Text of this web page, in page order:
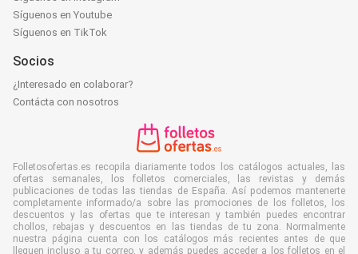
Síguenos en Youtube
Síguenos en TikTok
Socios
¿Interesado en colaborar?
Contácta con nosotros
Folletosofertas.es recopila diariamente todos los catálogos actuales, las
ofertas semanales, los folletos comerciales, las revistas y demás
publicaciones de todas las tiendas de España. Así podemos mantenerte
completamente informado/a sobre las promociones de los folletos, los
descuentos y las ofertas que te interesan y también puedes encontrar
chollos, rebajas y descuentos en las tiendas de tu zona. Normalmente
nuestra página cuenta con los catálogos más recientes antes de que
lleguen incluso a tu correo, y además puedes acceder a los folletos en el